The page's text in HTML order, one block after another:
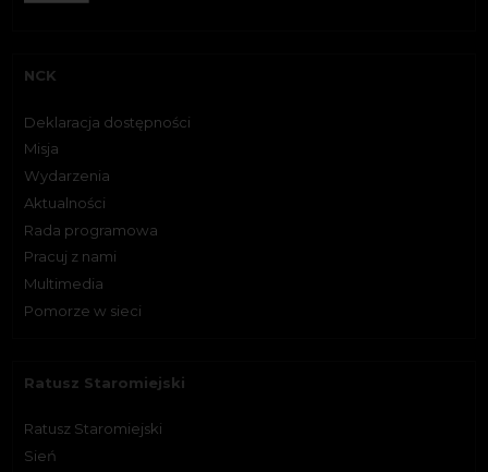
NCK
Deklaracja dostępności
Misja
Wydarzenia
Aktualności
Rada programowa
Pracuj z nami
Multimedia
Pomorze w sieci
Ratusz Staromiejski
Ratusz Staromiejski
Sień